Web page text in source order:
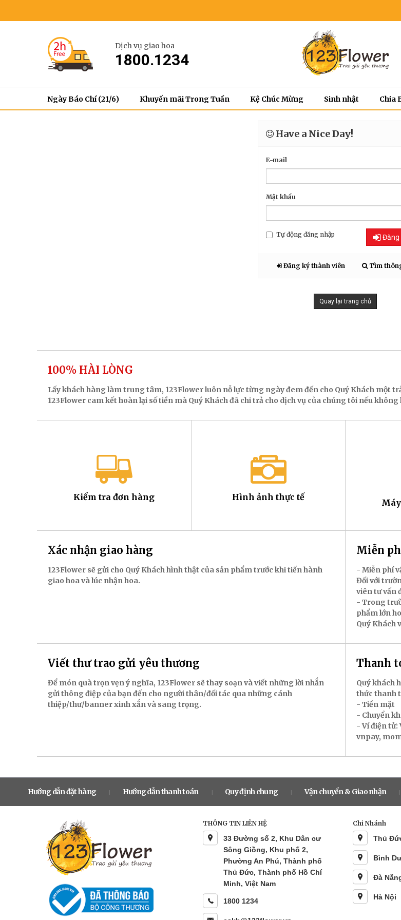
Dịch vụ giao hoa
1800.1234
Ngày Báo Chí (21/6) Khuyến mãi Trong Tuần Kệ Chúc Mừng Sinh nhật Chia
Have a Nice Day!
E-mail
Mật khẩu
Tự động đăng nhập Đăng
Đăng ký thành viên Tìm
Quay lại trang chủ
100% HÀI LÒNG
Lấy khách hàng làm trung tâm, 123Flower luôn nỗ lực từng ngày đem đến cho Quý Khách một
123Flower cam kết hoàn lại số tiền mà Quý Khách đã chi trả cho dịch vụ của chúng tôi nếu không
Kiểm tra đơn hàng Hình ảnh thực tế
Xác nhận giao hàng
123Flower sẽ gửi cho Quý Khách hình thật của sản phẩm trước khi tiến hành
giao hoa và lúc nhận hoa.
Miễn
- Miễn phí
Đối với
viên tư vấn
- Trong
phẩm lớn
Quý Khách
Viết thư trao gửi yêu thương
Để món quà trọn vẹn ý nghĩa, 123Flower sẽ thay soạn và viết những lời nhắn
gửi thông điệp của bạn đến cho người thân/đối tác qua những cánh
thiệp/thư/banner xinh xắn và sang trọng.
Thanh
Quý khách
thức thanh
- Tiền mặt
- Chuyển
- Ví điện tử:
vnpay,
Hướng dẫn đặt hàng | Hướng dẫn thanh toán | Quy định chung | Vận chuyển & Giao nhận |
THÔNG TIN LIÊN HỆ
33 Đường số 2, Khu Dân cư
Sông Giồng, Khu phố 2,
Phường An Phú, Thành phố
Thủ Đức, Thành phố Hồ Chí
Minh, Việt Nam
1800 1234
Chi Nhánh
Thủ
Bình
Đà
Hà Nội